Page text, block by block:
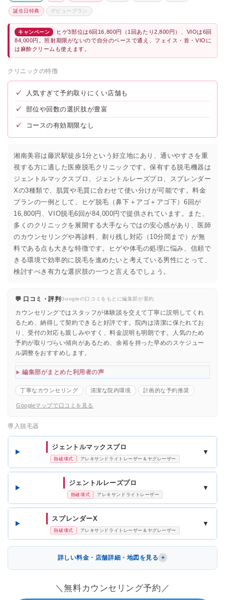
誕生日特典 デビュープラン
キャンペーン
ヒゲ3部位は6回16,800円（1回あたり2,800円）、VIOは6回
84,000円。照射期限がないので自分のペースで通え、フェイス・首・VIOに
は麻酔クリームも使えます。
クリニックの特徴
✓ 人気すぎて予約取りにくい店舗も
✓ 部位や回数の選択肢が豊富
✓ コースの有効期限なし
湘南美容は藤沢駅徒歩1分という好立地にあり、通いやすさを重
視する方に適した医療脱毛クリニックです。保有する脱毛機器は
ジェントルマックスプロ、ジェントルレーズプロ、スプレンダー
Xの3種類で、肌質や毛質に合わせて使い分けが可能です。料金
プランの一例として、ヒゲ脱毛（鼻下＋アゴ＋アゴ下）6回が
16,800円、VIO脱毛6回が84,000円で提供されています。また、
多くのクリニックを展開する大手ならではの安心感があり、医師
のカウンセリングや再診料、剃り残し対応（10分間まで）が無
料である点も大きな特徴です。ヒゲや体毛の処理に悩み、信頼で
きる環境で効率的に脱毛を進めたいと考えている男性にとって、
検討すべき有力な選択肢の一つと言えるでしょう。
💬 口コミ・評判Googleの口コミをもとに編集部が要約
カウンセリングではスタッフが体験談を交えて丁寧に説明してくれ
るため、納得して契約できると好評です。院内は清潔に保たれてお
り、受付の対応も親しみやすく、料金説明も明朗です。人気のため
予約が取りづらい傾向があるため、余裕を持った早めのスケジュー
ル調整をおすすめします。
編集部がまとめた利用者の声
丁寧なカウンセリング 清潔な院内環境 計画的な予約推奨
Googleマップで口コミを見る
導入脱毛器
ジェントルマックスプロ
熱破壊式 アレキサンドライトレーザー＆ヤグレーザー
▼
ジェントルレーズプロ
熱破壊式 アレキサンドライトレーザー
▼
スプレンダーX
熱破壊式 アレキサンドライトレーザー＆ヤグレーザー
▼
詳しい料金・店舗詳細・地図を見る
＼無料カウンセリング予約／